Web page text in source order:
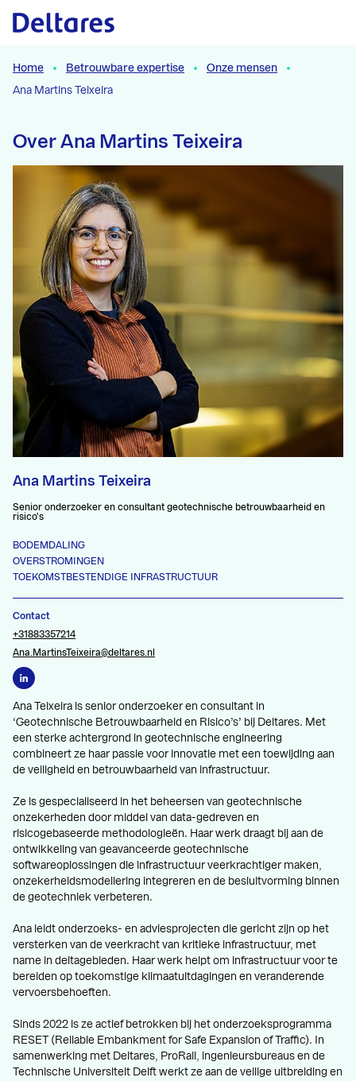
Naar hoofdcontent
Home Betrouwbare expertise
Onze mensen
Ana Martins Teixeira
Over Ana Martins Teixeira
Ana Martins Teixeira
Senior onderzoeker en consultant geotechnische betrouwbaarheid en
risico's
BODEMDALING
OVERSTROMINGEN
TOEKOMSTBESTENDIGE INFRASTRUCTUUR
Contact
+31883357214
Ana.MartinsTeixeira@deltares.nl
Ana Teixeira is senior onderzoeker en consultant in
‘Geotechnische Betrouwbaarheid en Risico’s’ bij Deltares. Met
een sterke achtergrond in geotechnische engineering
combineert ze haar passie voor innovatie met een toewijding aan
de veiligheid en betrouwbaarheid van infrastructuur.
Ze is gespecialiseerd in het beheersen van geotechnische
onzekerheden door middel van data-gedreven en
risicogebaseerde methodologieën. Haar werk draagt bij aan de
ontwikkeling van geavanceerde geotechnische
softwareoplossingen die infrastructuur veerkrachtiger maken,
onzekerheidsmodellering integreren en de besluitvorming binnen
de geotechniek verbeteren.
Ana leidt onderzoeks- en adviesprojecten die gericht zijn op het
versterken van de veerkracht van kritieke infrastructuur, met
name in deltagebieden. Haar werk helpt om infrastructuur voor te
bereiden op toekomstige klimaatuitdagingen en veranderende
vervoersbehoeften.
Sinds 2022 is ze actief betrokken bij het onderzoeksprogramma
RESET (Reliable Embankment for Safe Expansion of Traffic). In
samenwerking met Deltares, ProRail, ingenieursbureaus en de
Technische Universiteit Delft werkt ze aan de veilige uitbreiding en